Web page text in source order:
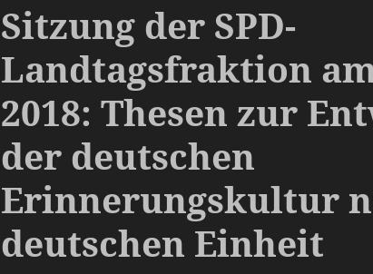
Sitzung der SPD-
Landtagsfraktion
2018: Thesen zur
der deutschen
Erinnerungskultur
deutschen Einheit